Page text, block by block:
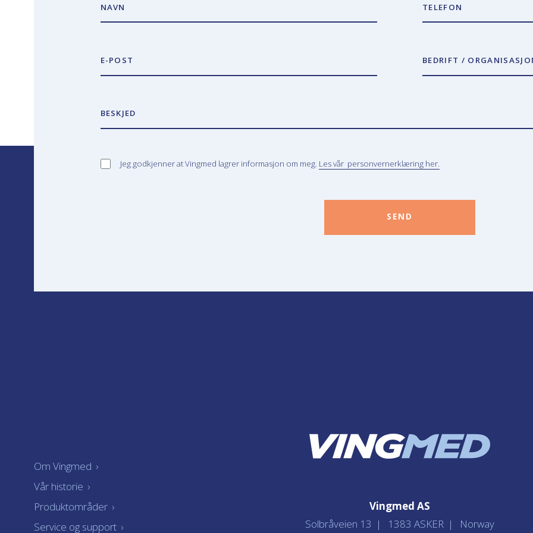
NAVN TELEFON
E-POST BEDRIFT /
BESKJED
Jeg godkjenner at Vingmed lagrer informasjon om meg. Les vår personvernerklæring her.
SEND
Om Vingmed ›
Vår historie ›
Produktområder ›
Service og support ›
Vingmed AS
Solbråveien 13
1383 ASKER Norway